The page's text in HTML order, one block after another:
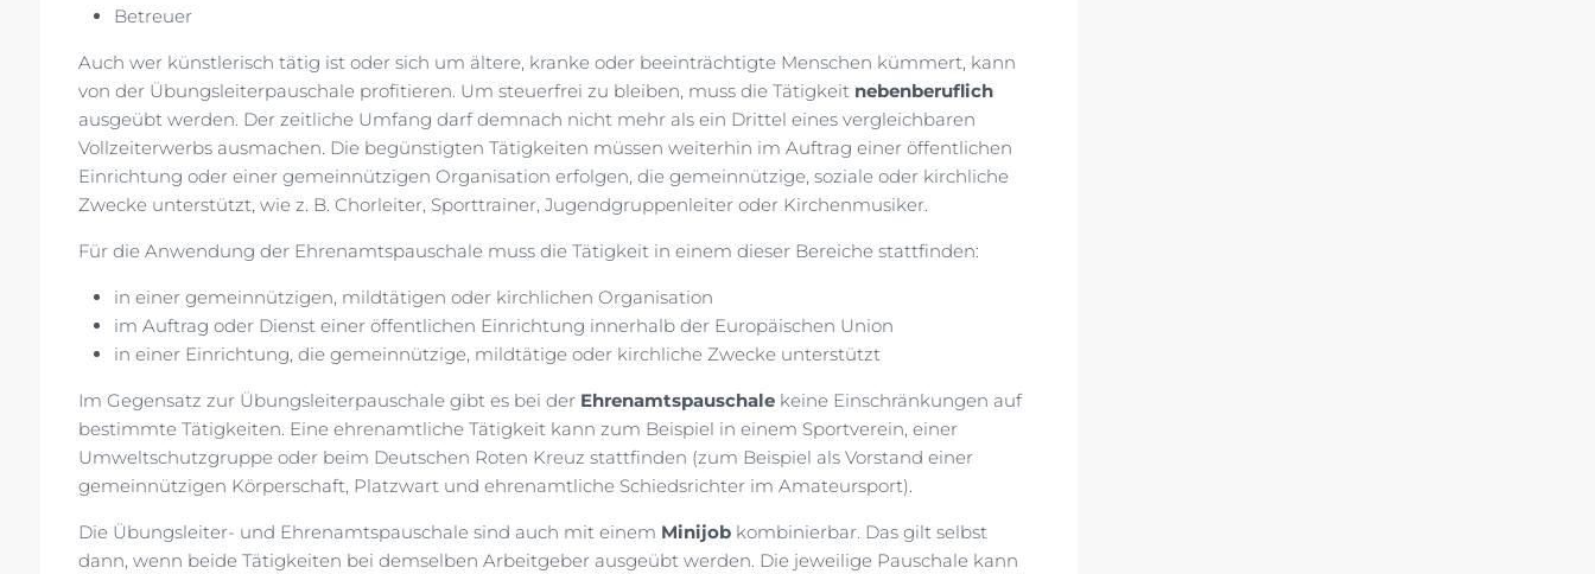
Betreuer
Auch wer künstlerisch tätig ist oder sich um ältere, kranke oder beeinträchtigte Menschen kümmert, kann
von der Übungsleiterpauschale profitieren. Um steuerfrei zu bleiben, muss die Tätigkeit nebenberuflich
ausgeübt werden. Der zeitliche Umfang darf demnach nicht mehr als ein Drittel eines vergleichbaren
Vollzeiterwerbs ausmachen. Die begünstigten Tätigkeiten müssen weiterhin im Auftrag einer öffentlichen
Einrichtung oder einer gemeinnützigen Organisation erfolgen, die gemeinnützige, soziale oder kirchliche
Zwecke unterstützt, wie z. B. Chorleiter, Sporttrainer, Jugendgruppenleiter oder Kirchenmusiker.
Für die Anwendung der Ehrenamtspauschale muss die Tätigkeit in einem dieser Bereiche stattfinden:
in einer gemeinnützigen, mildtätigen oder kirchlichen Organisation
im Auftrag oder Dienst einer öffentlichen Einrichtung innerhalb der Europäischen Union
in einer Einrichtung, die gemeinnützige, mildtätige oder kirchliche Zwecke unterstützt
Im Gegensatz zur Übungsleiterpauschale gibt es bei der Ehrenamtspauschale keine Einschränkungen auf
bestimmte Tätigkeiten. Eine ehrenamtliche Tätigkeit kann zum Beispiel in einem Sportverein, einer
Umweltschutzgruppe oder beim Deutschen Roten Kreuz stattfinden (zum Beispiel als Vorstand einer
gemeinnützigen Körperschaft, Platzwart und ehrenamtliche Schiedsrichter im Amateursport).
Die Übungsleiter- und Ehrenamtspauschale sind auch mit einem Minijob kombinierbar. Das gilt selbst
dann, wenn beide Tätigkeiten bei demselben Arbeitgeber ausgeübt werden. Die jeweilige Pauschale kann